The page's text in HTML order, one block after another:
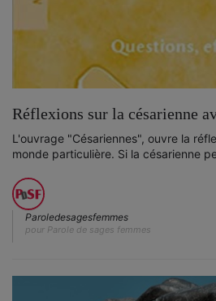
Réflexions sur la césarienne
L'ouvrage "Césariennes", ouvre la
monde particulière. Si la césarienne
Paroledesagesfemmes
pour Parole de sages femmes